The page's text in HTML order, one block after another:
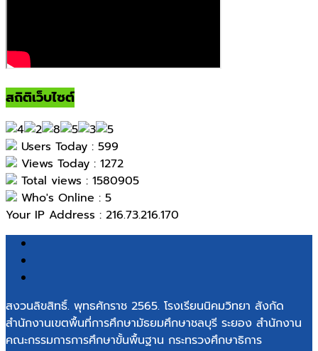
สถิติเว็บไซต์
Users Today : 599
Views Today : 1272
Total views : 1580905
Who's Online : 5
Your IP Address : 216.73.216.170
สงวนลิขสิทธิ์. พุทธศักราช 2565. โรงเรียนนิคมวิทยา สังกัด
สำนักงานเขตพื้นที่การศึกษามัธยมศึกษาชลบุรี ระยอง สำนักงาน
คณะกรรมการการศึกษาขั้นพื้นฐาน กระทรวงศึกษาธิการ